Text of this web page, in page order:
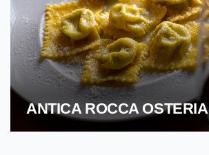
ANTICA ROCCA OSTERIA